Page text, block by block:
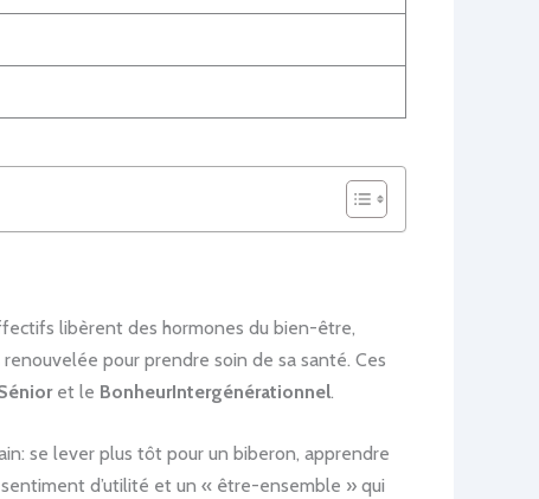
libèrent des hormones du bien-être,
pour prendre soin de sa santé. Ces
et le BonheurIntergénérationnel.
se lever plus tôt pour un biberon, apprendre
d’utilité et un « être-ensemble » qui